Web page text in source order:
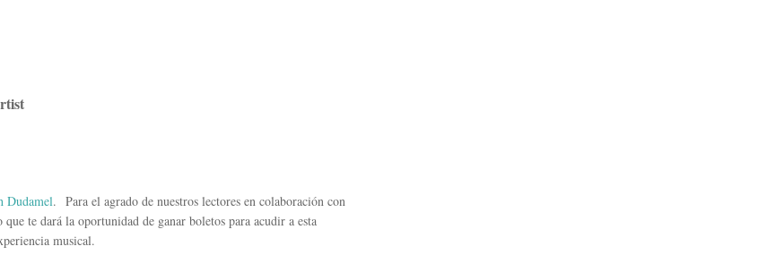
Dudamel. Para el agrado de nuestros lectores en colaboración con
que te dará la oportunidad de ganar boletos para acudir a esta
musical.